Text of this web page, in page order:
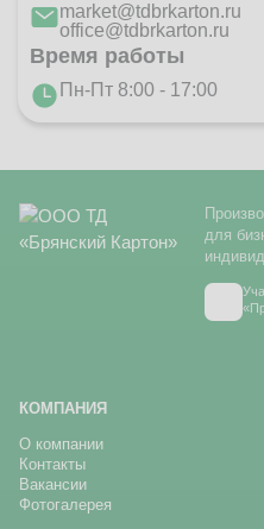
market@tdbrkarton.ru
office@tdbrkarton.ru
Время работы
Пн-Пт 8:00 - 17:00
для
КОМПАНИЯ
О компании
Контакты
Вакансии
Фотогалерея